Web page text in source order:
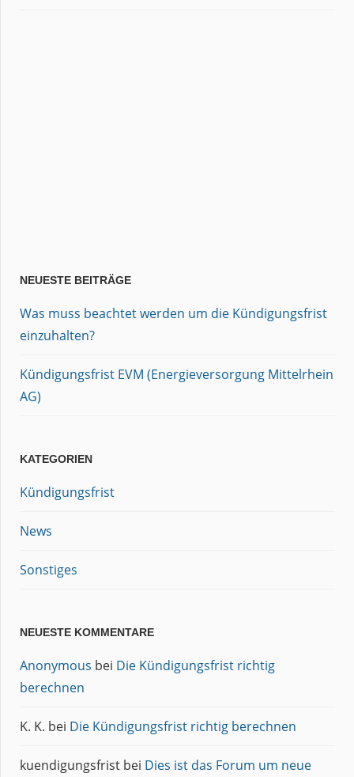
NEUESTE BEITRÄGE
Was muss beachtet werden um die Kündigungsfrist
einzuhalten?
Kündigungsfrist EVM (Energieversorgung Mittelrhein
AG)
KATEGORIEN
Kündigungsfrist
News
Sonstiges
NEUESTE KOMMENTARE
Anonymous bei Die Kündigungsfrist richtig
berechnen
K. K. bei Die Kündigungsfrist richtig berechnen
kuendigungsfrist bei Dies ist das Forum um neue